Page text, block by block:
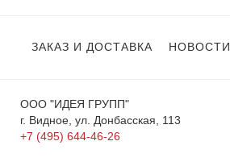
ЗАКАЗ И ДОСТАВКА НОВОСТИ
ООО "ИДЕЯ ГРУПП"
г. Видное, ул. Донбасская, 113
+7 (495) 644-46-26